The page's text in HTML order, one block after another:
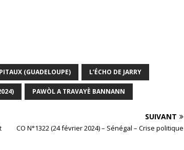
(GUADELOUPE) L’ÉCHO DE JARRY
PAWÒL A TRAVAYÈ BANNANN
SUIVANT
CO N°1322 (24 février 2024) – Sénégal – Crise politique